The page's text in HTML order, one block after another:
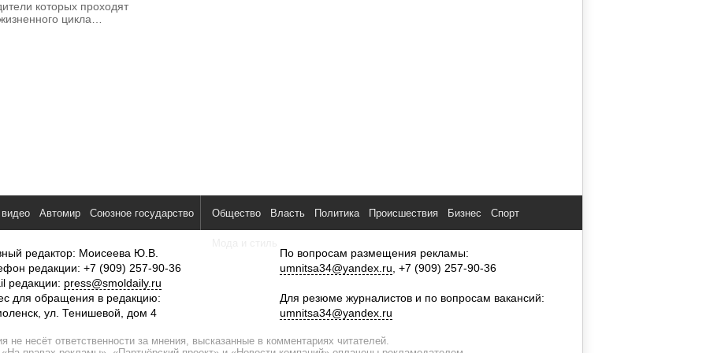
которых проходят
цикла…
Автомир Союзное государство Общество Власть Политика Происшествия Бизнес Спорт
редактор: Моисеева Ю.В.
редакции: +7 (909) 257-90-36
редакции: press@smoldaily.ru
для обращения в редакцию:
ул. Тенишевой, дом 4
По вопросам размещения рекламы:
umnitsa34@yandex.ru , +7 (909) 257-90-36
Для резюме журналистов и по вопросам вакансий:
umnitsa34@yandex.ru
не несёт ответственности за мнения, высказанные в комментариях читателей.